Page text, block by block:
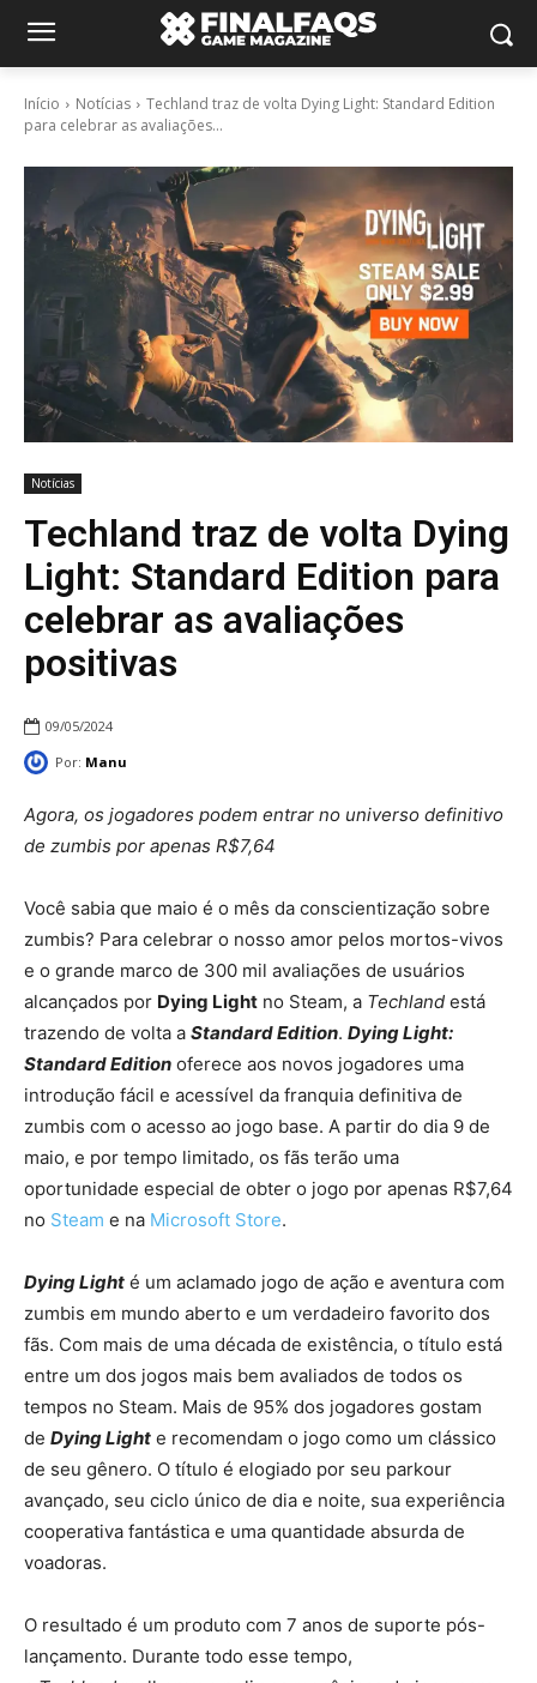
Início Notícias
Techland traz de volta Dying Light: Standard Edition
para celebrar as avaliações...
Notícias
Techland traz de volta Dying
Light: Standard Edition para
celebrar as avaliações
positivas
09/05/2024
Por: Manu
Agora, os jogadores podem entrar no universo definitivo
de zumbis por apenas R$7,64
Você sabia que maio é o mês da conscientização sobre
zumbis? Para celebrar o nosso amor pelos mortos-vivos
e o grande marco de 300 mil avaliações de usuários
alcançados por Dying Light no Steam, a Techland está
trazendo de volta a Standard Edition. Dying Light:
Standard Edition oferece aos novos jogadores uma
introdução fácil e acessível da franquia definitiva de
zumbis com o acesso ao jogo base. A partir do dia 9 de
maio, e por tempo limitado, os fãs terão uma
oportunidade especial de obter o jogo por apenas R$7,64
no Steam e na Microsoft Store.
Dying Light é um aclamado jogo de ação e aventura com
zumbis em mundo aberto e um verdadeiro favorito dos
fãs. Com mais de uma década de existência, o título está
entre um dos jogos mais bem avaliados de todos os
tempos no Steam. Mais de 95% dos jogadores gostam
de Dying Light e recomendam o jogo como um clássico
de seu gênero. O título é elogiado por seu parkour
avançado, seu ciclo único de dia e noite, sua experiência
cooperativa fantástica e uma quantidade absurda de
voadoras.
O resultado é um produto com 7 anos de suporte pós-
lançamento. Durante todo esse tempo,